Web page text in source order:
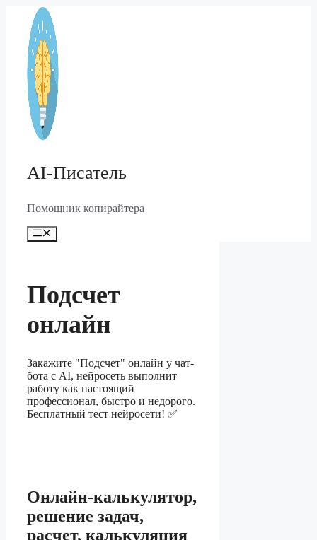
Перейти
содержимому
AI-Писатель
Помощник копирайтера
Меню
Подсчет
онлайн
Закажите "Подсчет" онлайн у чат-
бота с AI, нейросеть выполнит
работу как настоящий
профессионал, быстро и недорого.
Бесплатный тест нейросети! ✅
Онлайн-калькулятор,
решение задач,
расчет, калькуляция